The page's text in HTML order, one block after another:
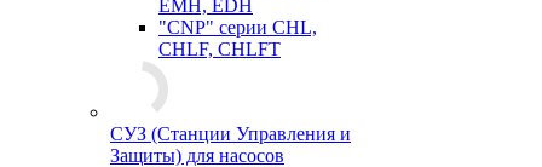
EMH, EDH
"CNP" серии CHL,
CHLF, CHLFT
СУЗ (Станции Управления и
Защиты) для насосов